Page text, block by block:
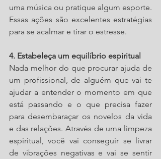
uma música ou pratique algum esporte.
Essas ações são excelentes estratégias
para se acalmar e tirar o estresse.
4. Estabeleça um equilíbrio espiritual
Nada melhor do que procurar ajuda de
um profissional, de alguém que vai te
ajudar a entender o momento em que
está passando e o que precisa fazer
para desembaraçar os novelos da vida
e das relações. Através de uma limpeza
espiritual, você vai conseguir se livrar
de vibrações negativas e vai se sentir